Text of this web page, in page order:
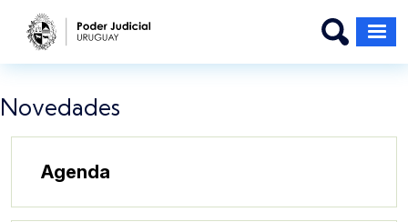
Pasar al contenido principal
Novedades
Agenda